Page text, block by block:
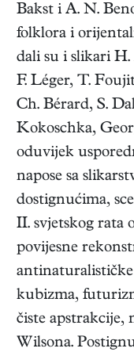
Bakst i A. N.
folklora i
dali su i slikari H.
F. Léger, T.
Ch. Bérard, S.
Kokoschka,
oduvijek
napose sa
dostignućima,
II. svjetskog rata
povijesne
kubizma,
čiste apstrakcije,
Wilsona.